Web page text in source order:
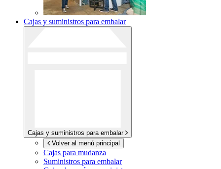
Cajas y suministros para embalar
Cajas y suministros para embalar
Volver al menú principal
Cajas para mudanza
Suministros para embalar